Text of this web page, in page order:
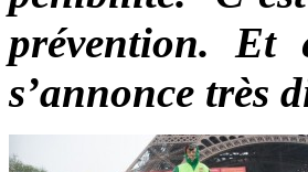
prévention. Et
s’annonce très